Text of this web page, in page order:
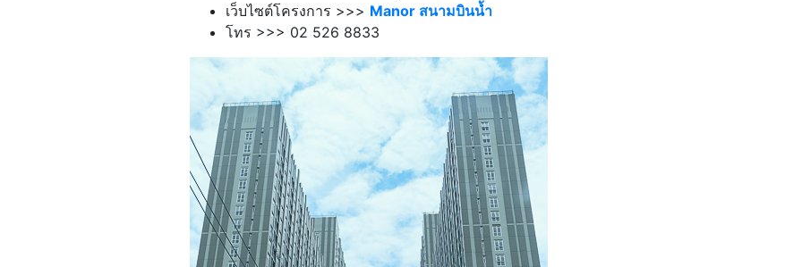
เว็บไซต์โครงการ >>> Manor สนามบินน้ำ
โทร >>> 02 526 8833